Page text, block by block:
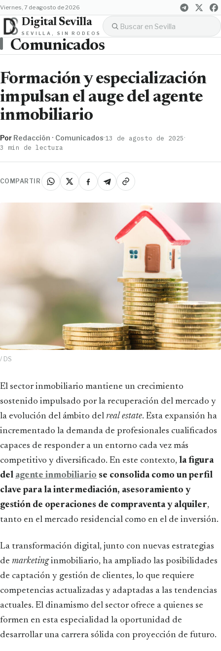
viernes, 7 de agosto de 2026
Digital Sevilla
SEVILLA, SIN RODEOS
Comunicados
Formación y especialización
impulsan el auge del agente
inmobiliario
Por Redacción · Comunicados·13 de agosto de 2025·
3 min de lectura
COMPARTIR
/ DS
El sector inmobiliario mantiene un crecimiento
sostenido impulsado por la recuperación del mercado y
la evolución del ámbito del real estate. Esta expansión ha
incrementado la demanda de profesionales cualificados
capaces de responder a un entorno cada vez más
competitivo y diversificado. En este contexto, la figura
del agente inmobiliario se consolida como un perfil
clave para la intermediación, asesoramiento y
gestión de operaciones de compraventa y alquiler,
tanto en el mercado residencial como en el de inversión.
La transformación digital, junto con nuevas estrategias
de marketinginmobiliario, ha ampliado las posibilidades
de captación y gestión de clientes, lo que requiere
competencias actualizadas y adaptadas a las tendencias
actuales. El dinamismo del sector ofrece a quienes se
formen en esta especialidad la oportunidad de
desarrollar una carrera sólida con proyección de futuro.